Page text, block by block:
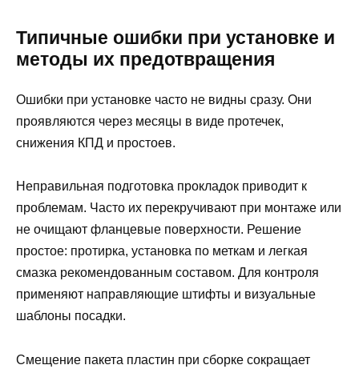
Типичные ошибки при установке и
методы их предотвращения
Ошибки при установке часто не видны сразу. Они
проявляются через месяцы в виде протечек,
снижения КПД и простоев.
Неправильная подготовка прокладок приводит к
проблемам. Часто их перекручивают при монтаже или
не очищают фланцевые поверхности. Решение
простое: протирка, установка по меткам и легкая
смазка рекомендованным составом. Для контроля
применяют направляющие штифты и визуальные
шаблоны посадки.
Смещение пакета пластин при сборке сокращает